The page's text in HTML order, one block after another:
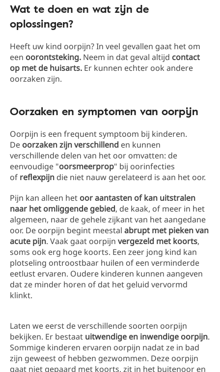
Wat te doen en wat zijn de
oplossingen?
Heeft uw kind oorpijn? In veel gevallen gaat het om
een oorontsteking. Neem in dat geval altijd contact
op met de huisarts. Er kunnen echter ook andere
oorzaken zijn.
Oorzaken en symptomen van oorpijn
Oorpijn is een frequent symptoom bij kinderen.
De oorzaken zijn verschillend en kunnen
verschillende delen van het oor omvatten: de
eenvoudige "oorsmeerprop" bij oorinfecties
of reflexpijn die niet nauw gerelateerd is aan het oor.
Pijn kan alleen het oor aantasten of kan uitstralen
naar het omliggende gebied, de kaak, of meer in het
algemeen, naar de gehele zijkant van het aangedane
oor. De oorpijn begint meestal abrupt met pieken van
acute pijn. Vaak gaat oorpijn vergezeld met koorts,
soms ook erg hoge koorts. Een zeer jong kind kan
plotseling ontroostbaar huilen of een verminderde
eetlust ervaren. Oudere kinderen kunnen aangeven
dat ze minder horen of dat het geluid vervormd
klinkt.
Laten we eerst de verschillende soorten oorpijn
bekijken. Er bestaat uitwendige en inwendige oorpijn.
Sommige kinderen ervaren oorpijn nadat ze in bad
zijn geweest of hebben gezwommen. Deze oorpijn
gaat niet gepaard met koorts, zit in het buitenoor en